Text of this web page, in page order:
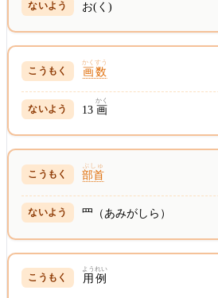
お(く)
画数
かくすう
13 画
かく
部首
ぶしゅ
罒（あみがしら）
用例
ようれい